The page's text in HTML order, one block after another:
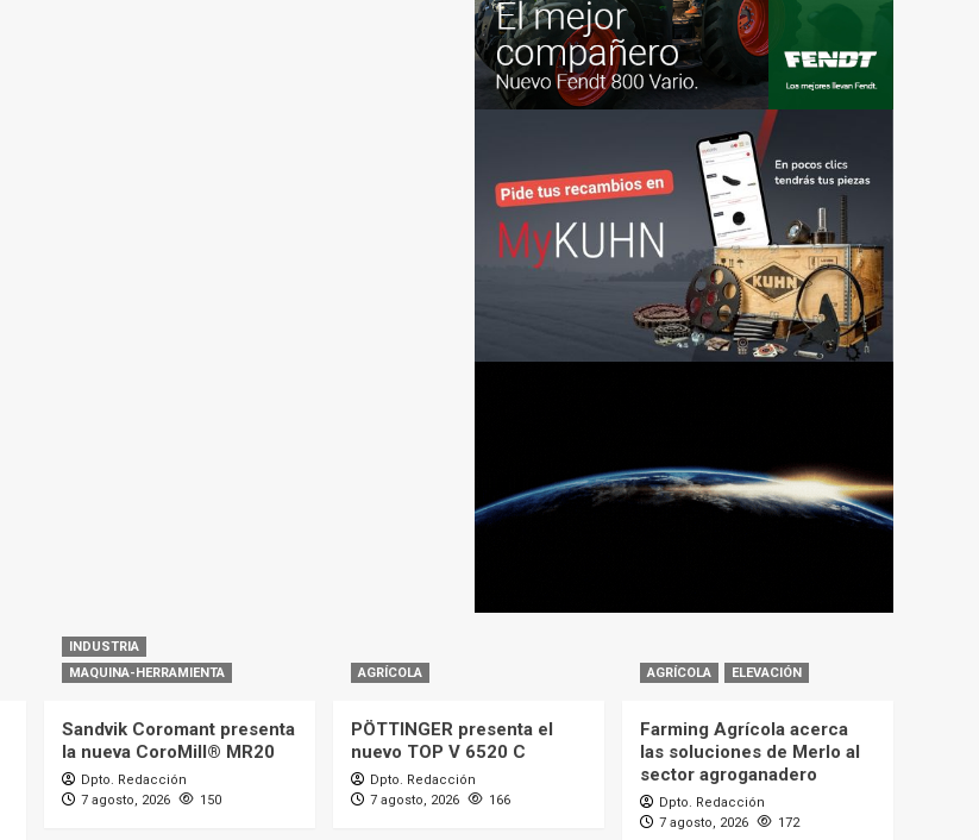
INDUSTRIA
MAQUINA-HERRAMIENTA
Sandvik Coromant presenta
la nueva CoroMill® MR20
Dpto. Redacción
7 agosto, 2026
150
AGRÍCOLA
PÖTTINGER presenta el
nuevo TOP V 6520 C
Dpto. Redacción
7 agosto, 2026
166
AGRÍCOLA ELEVACIÓN
Farming Agrícola acerca
las soluciones de Merlo al
sector agroganadero
Dpto. Redacción
7 agosto, 2026
172